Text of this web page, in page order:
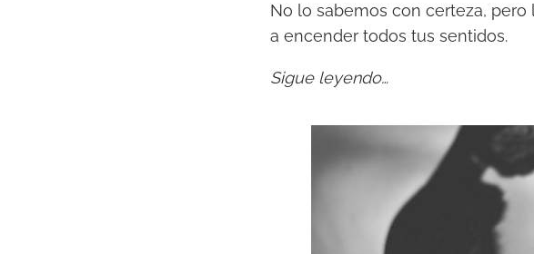
No lo sabemos con certeza,
a encender todos tus sentidos.
Sigue leyendo…